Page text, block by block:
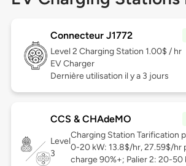
Connecteur J1772
Level 2 Charging Station 1.00$ / hr
EV Charger
Dernière utilisation il y a 3 jours
CCS & CHAdeMO
Level
3
Charging Station Tarification
0-20 kW: 13.8$/hr, 27.59$/hr
charge 90%+; Palier 2: 20-50